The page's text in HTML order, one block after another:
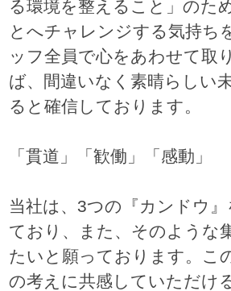
る環境を整えること」のた
とへチャレンジする気持ち
ッフ全員で心をあわせて取
ば、間違いなく素晴らしい
ると確信しております。
「貫道」「歓働」「感動」
当社は、3つの『カンドウ』
ており、また、そのような
たいと願っております。こ
の考えに共感していただけ